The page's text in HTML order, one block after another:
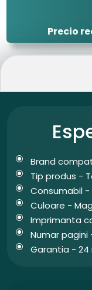
Precio
Brand
Tip produs -
Consumabil
Culoare -
Imprimanta
Numar pagini
Garantia - 24